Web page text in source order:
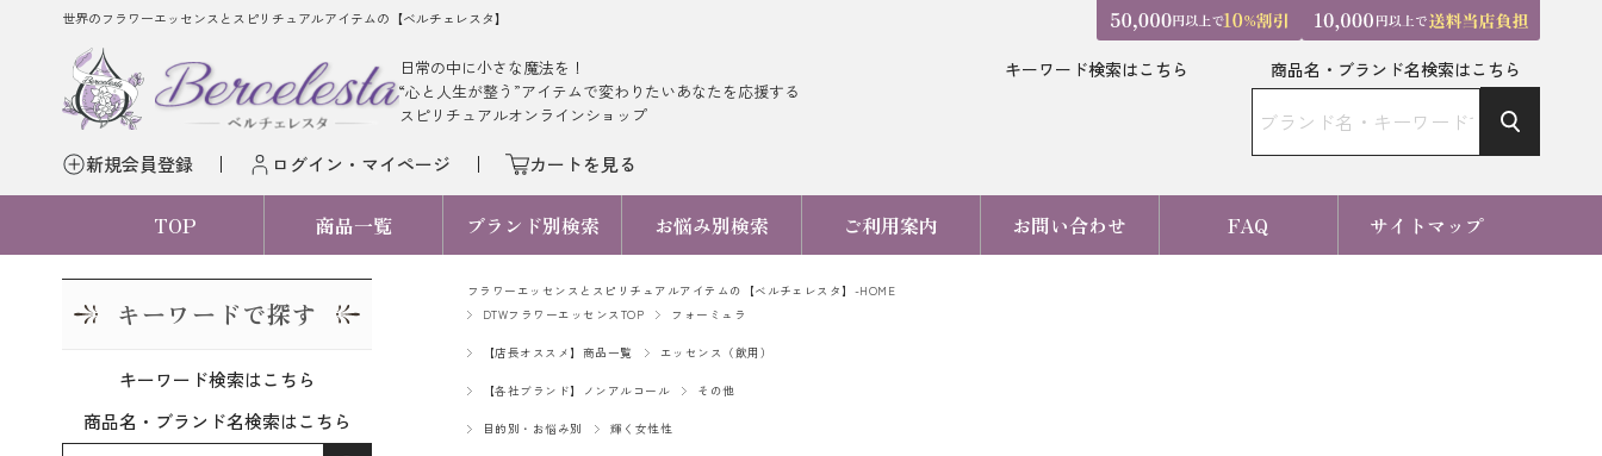
世界のフラワーエッセンスとスピリチュアルアイテムの【ベルチェレスタ】
日常の中に小さな魔法を！
“心と人生が整う”アイテムで変わりたいあなたを応援する
スピリチュアルオンラインショップ
新規会員登録 ログイン・マイページ カートを見る
キーワード検索はこちら 商品名・ブランド名検索はこちら
TOP 商品一覧 ブランド別検索 お悩み別検索 ご利用案内 お問い合わせ FAQ サイトマップ
フラワーエッセンスとスピリチュアルアイテムの【ベルチェレスタ】-HOME
DTWフラワーエッセンスTOP
フォーミュラ
【店長オススメ】商品一覧 エッセンス（飲用）
【各社ブランド】ノンアルコール その他
目的別・お悩み別 輝く女性性
キーワードで探す
キーワード検索はこちら
商品名・ブランド名検索はこちら